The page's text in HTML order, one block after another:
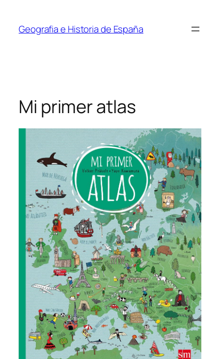
contenido
Geografia e Historia de España
Mi primer atlas